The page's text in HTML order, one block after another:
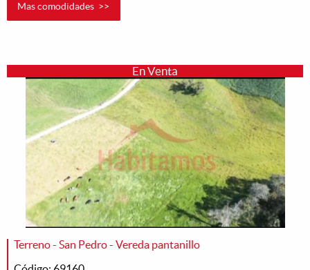
Mas comodidades >>
En Venta
Terreno - San Pedro - Vereda pantanillo